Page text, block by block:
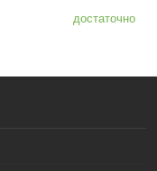
достаточно